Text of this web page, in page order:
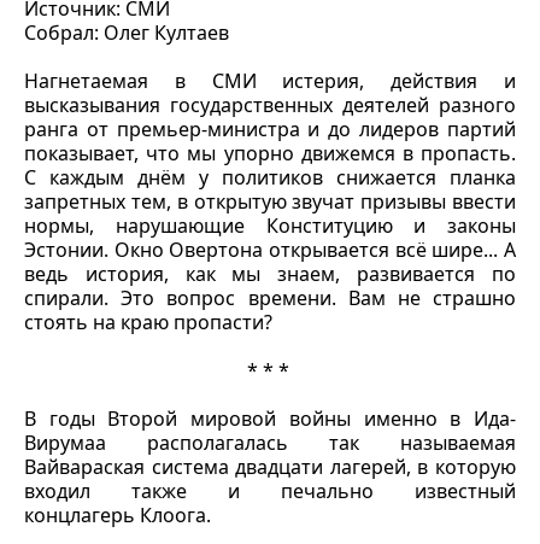
Источник: СМИ
Собрал: Олег Култаев
Нагнетаемая в СМИ истерия, действия и
высказывания государственных деятелей разного
ранга от премьер-министра и до лидеров партий
показывает, что мы упорно движемся в пропасть.
С каждым днём у политиков снижается планка
запретных тем, в открытую звучат призывы ввести
нормы, нарушающие Конституцию и законы
Эстонии. Окно Овертона открывается всё шире... А
ведь история, как мы знаем, развивается по
спирали. Это вопрос времени. Вам не страшно
стоять на краю пропасти?
* * *
В годы Второй мировой войны именно в Ида-
Вирумаа располагалась так называемая
Вайвараская система двадцати лагерей, в которую
входил также и печально известный
концлагерь Клоога.